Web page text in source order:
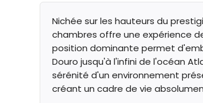
Nichée sur les hauteurs du
chambres offre une expérience
position dominante permet
Douro jusqu'à l'infini de l'océan
sérénité d'un environnement
créant un cadre de vie